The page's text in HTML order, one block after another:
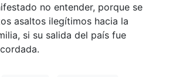
no entender, porque se
asaltos ilegítimos hacia la
si su salida del país fue